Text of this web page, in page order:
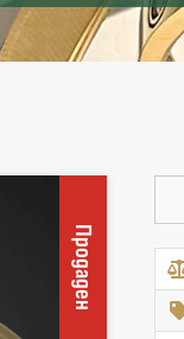
Продаден